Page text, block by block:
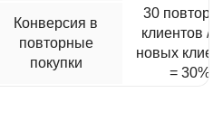
Конверсия в
повторные
покупки
30
клиентов /
новых
= 30%